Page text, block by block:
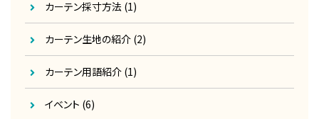
カーテン採寸方法 (1)
カーテン生地の紹介 (2)
カーテン用語紹介 (1)
イベント (6)